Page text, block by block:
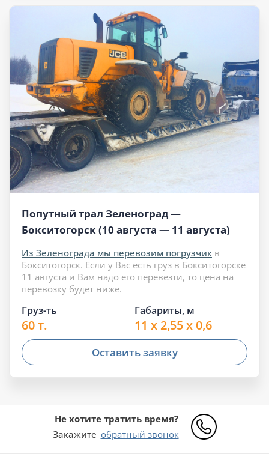
Попутный трал Зеленоград —
Бокситогорск (10 августа — 11 августа)
Из Зеленограда мы перевозим погрузчик в
Бокситогорск. Если у Вас есть груз в Бокситогорске
11 августа и Вам надо его перевезти, то цена на
перевозку будет ниже.
Груз-ть
60 т.
Габариты, м
11 x 2,55 x 0,6
Оставить заявку
Не хотите тратить время?
Закажите обратный звонок